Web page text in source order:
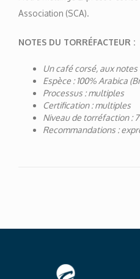
Association (SCA).
NOTES DU TORRÉFACTEUR :
Un café corsé, aux
Espèce : 100% Arabica
Processus : multiples
Certification : multiples
Niveau de torréfaction :
Recommandations :